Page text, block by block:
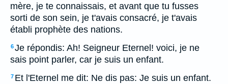
mère, je te connaissais, et avant que tu fusses
sorti de son sein, je t'avais consacré, je t'avais
établi prophète des nations.
6Je répondis: Ah! Seigneur Eternel! voici, je ne
sais point parler, car je suis un enfant.
7 Et l'Eternel me dit: Ne dis pas: Je suis un enfant.